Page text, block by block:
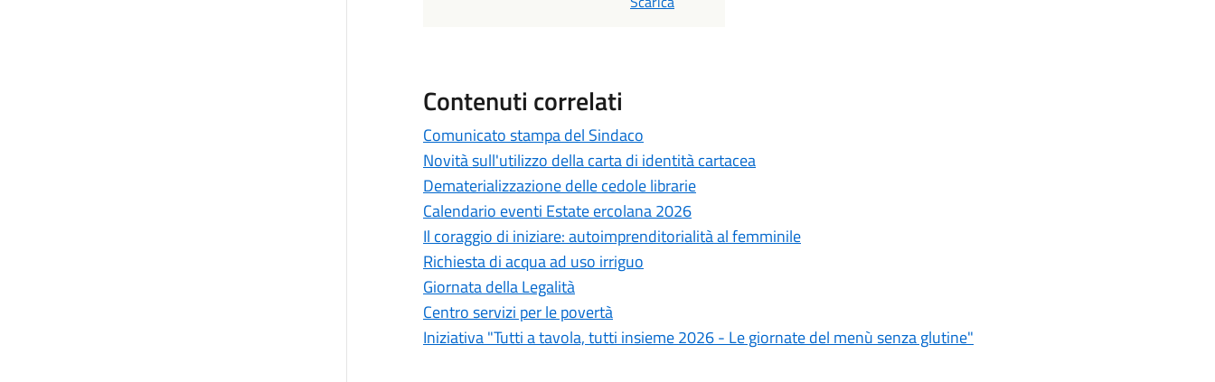
Contenuti correlati
Comunicato stampa del Sindaco
Novità sull'utilizzo della carta di identità cartacea
Dematerializzazione delle cedole librarie
Calendario eventi Estate ercolana 2026
Il coraggio di iniziare: autoimprenditorialità al femminile
Richiesta di acqua ad uso irriguo
Giornata della Legalità
Centro servizi per le povertà
Iniziativa "Tutti a tavola, tutti insieme 2026 - Le giornate del menù senza glutine"